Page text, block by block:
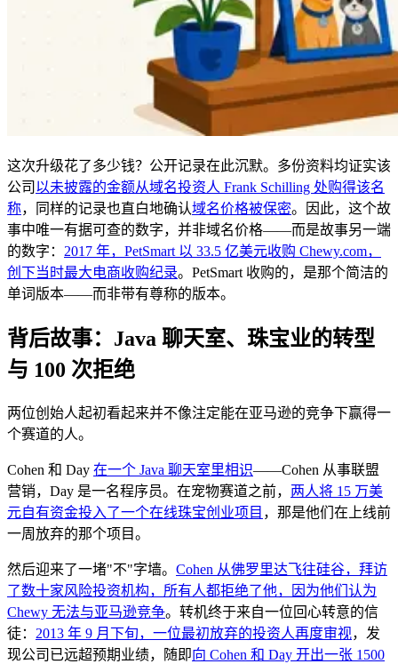
这次升级花了多少钱？公开记录在此沉默。多份资料均证实该
公司 以未披露的金额从域名投资人 Frank Schilling 处购得该名
称，同样的记录也直白地确认域名价格被保密。因此，这个故
事中唯一有据可查的数字，并非域名价格——而是故事另一端
的数字： 2017 年，PetSmart 以 33.5 亿美元收购 Chewy.com，
创下当时最大电商收购纪录。PetSmart 收购的，是那个简洁的
单词版本——而非带有尊称的版本。
背后故事：Java 聊天室、珠宝业的转型
与 100 次拒绝
两位创始人起初看起来并不像注定能在亚马逊的竞争下赢得一
个赛道的人。
Cohen 和 Day 在一个 Java 聊天室里相识——Cohen 从事联盟
营销，Day 是一名程序员。在宠物赛道之前， 两人将 15 万美
元自有资金投入了一个在线珠宝创业项目 ，那是他们在上线前
一周放弃的那个项目。
然后迎来了一堵"不"字墙。 Cohen 从佛罗里达飞往硅谷，拜访
了数十家风险投资机构，所有人都拒绝了他，因为他们认为
Chewy 无法与亚马逊竞争。转机终于来自一位回心转意的信
徒： 2013 年 9 月下旬，一位最初放弃的投资人再度审视，发
现公司已远超预期业绩，随即向 Cohen 和 Day 开出一张 1500